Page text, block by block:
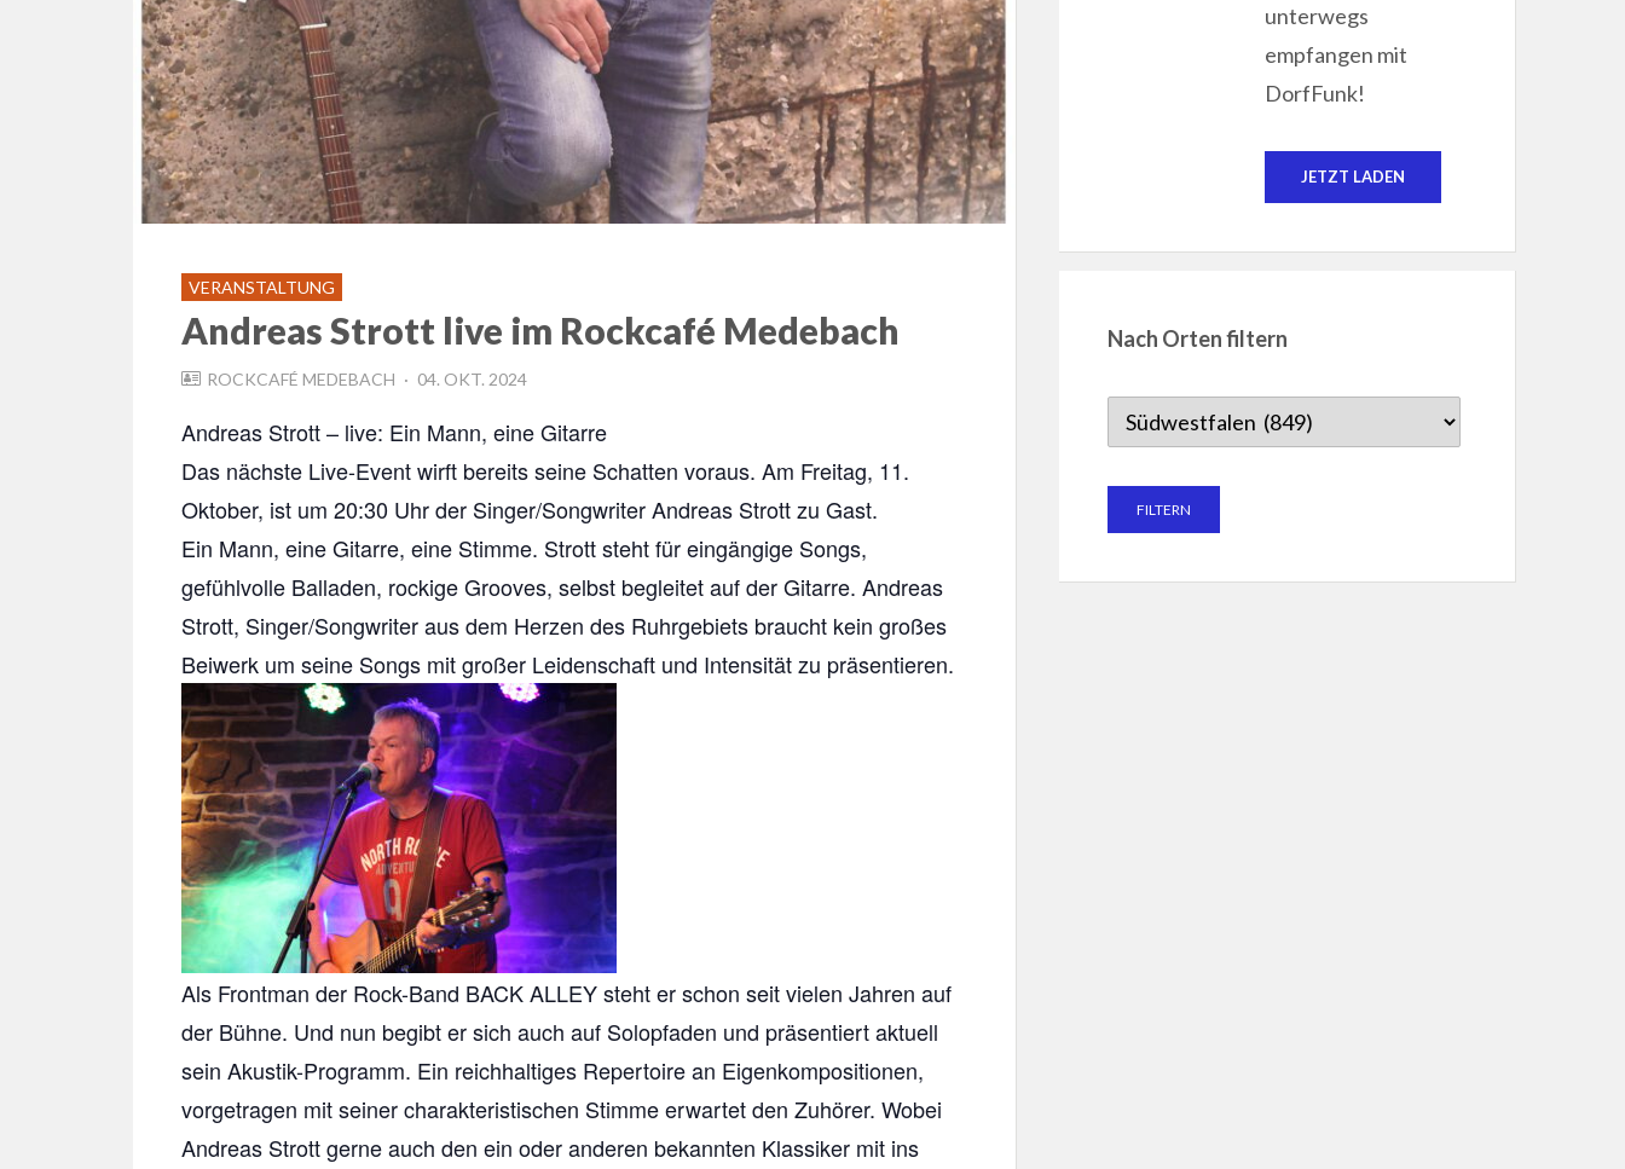
VERANSTALTUNG
Andreas Strott live im Rockcafé Medebach
ROCKCAFÉ MEDEBACH
POSTED
04. OKT. 2024
Andreas Strott – live: Ein Mann, eine Gitarre
Das nächste Live-Event wirft bereits seine Schatten voraus. Am Freitag, 11.
Oktober, ist um 20:30 Uhr der Singer/Songwriter Andreas Strott zu Gast.
Ein Mann, eine Gitarre, eine Stimme. Strott steht für eingängige Songs,
gefühlvolle Balladen, rockige Grooves, selbst begleitet auf der Gitarre. Andreas
Strott, Singer/Songwriter aus dem Herzen des Ruhrgebiets braucht kein großes
Beiwerk um seine Songs mit großer Leidenschaft und Intensität zu präsentieren.
Als Frontman der Rock-Band BACK ALLEY steht er schon seit vielen Jahren auf
der Bühne. Und nun begibt er sich auch auf Solopfaden und präsentiert aktuell
sein Akustik-Programm. Ein reichhaltiges Repertoire an Eigenkompositionen,
vorgetragen mit seiner charakteristischen Stimme erwartet den Zuhörer. Wobei
Andreas Strott gerne auch den ein oder anderen bekannten Klassiker mit ins
unterwegs
empfangen mit
DorfFunk!
JETZT LADEN
Nach Orten filtern